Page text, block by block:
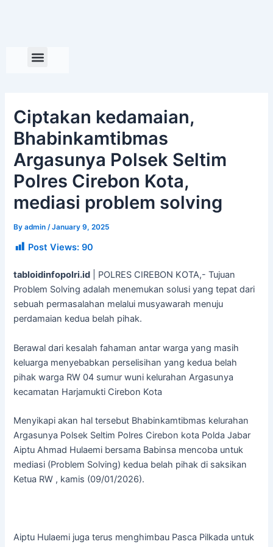
Ciptakan kedamaian,
Bhabinkamtibmas
Argasunya Polsek Seltim
Polres Cirebon Kota,
mediasi problem solving
Byadmin /January 9, 2025
Post Views: 90
tabloidinfopolri.id | POLRES CIREBON KOTA,- Tujuan
Problem Solving adalah menemukan solusi yang tepat dari
sebuah permasalahan melalui musyawarah menuju
perdamaian kedua belah pihak.
Berawal dari kesalah fahaman antar warga yang masih
keluarga menyebabkan perselisihan yang kedua belah
pihak warga RW 04 sumur wuni kelurahan Argasunya
kecamatan Harjamukti Cirebon Kota
Menyikapi akan hal tersebut Bhabinkamtibmas kelurahan
Argasunya Polsek Seltim Polres Cirebon kota Polda Jabar
Aiptu Ahmad Hulaemi bersama Babinsa mencoba untuk
mediasi (Problem Solving) kedua belah pihak di saksikan
Ketua RW , kamis (09/01/2026).
Aiptu Hulaemi juga terus menghimbau Pasca Pilkada untuk